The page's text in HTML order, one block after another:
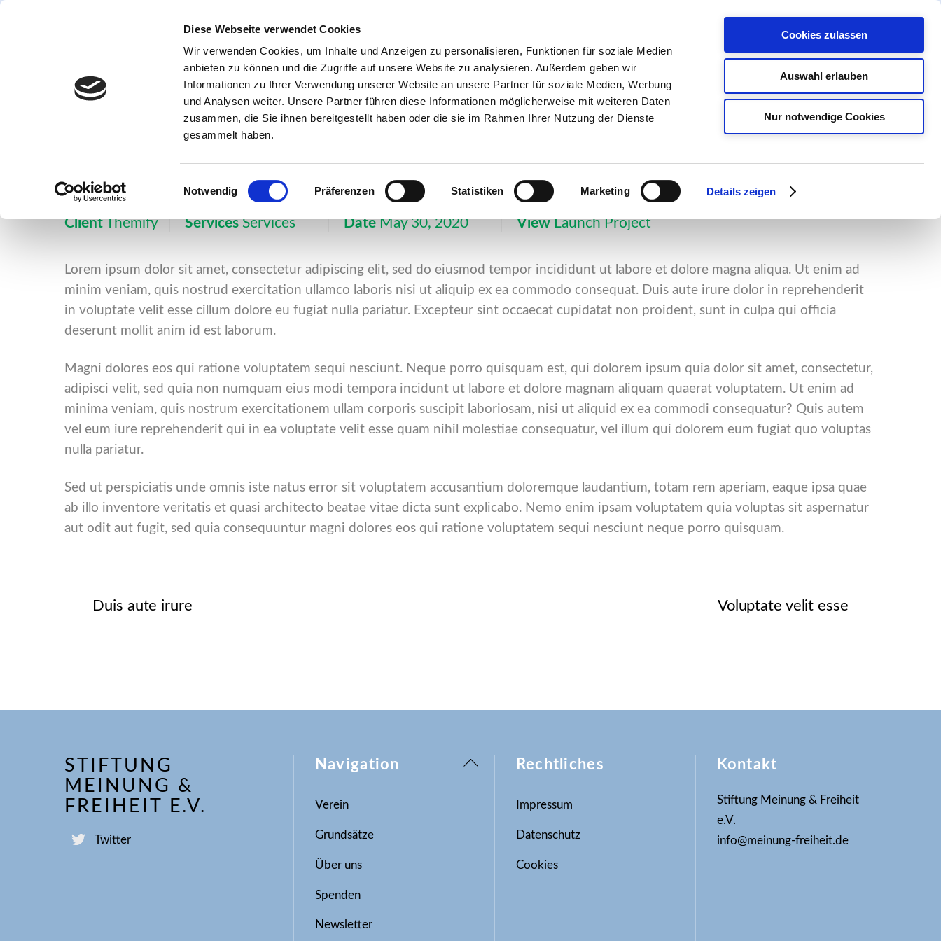
Diese Webseite verwendet Cookies
Wir verwenden Cookies, um Inhalte und Anzeigen zu personalisieren, Funktionen für soziale Medien
anbieten zu können und die Zugriffe auf unsere Website zu analysieren. Außerdem geben wir
Informationen zu Ihrer Verwendung unserer Website an unsere Partner für soziale Medien, Werbung
und Analysen weiter. Unsere Partner führen diese Informationen möglicherweise mit weiteren Daten
zusammen, die Sie ihnen bereitgestellt haben oder die sie im Rahmen Ihrer Nutzung der Dienste
gesammelt haben.
i
l
g
u
g
s
u
s
h
l
Notwendig Präferenzen Statistiken Marketing Details zeigen
Cookies zulassen
Auswahl erlauben
Nur notwendige Cookies
Verein Grundsätze Über uns Spenden Newsletter
Aliquip ex ea commodo
ClientThemify ServicesServices DateMay 30, 2020 View Launch Project
Lorem ipsum dolor sit amet, consectetur adipiscing elit, sed do eiusmod tempor incididunt ut labore et dolore magna aliqua. Ut enim ad
minim veniam, quis nostrud exercitation ullamco laboris nisi ut aliquip ex ea commodo consequat. Duis aute irure dolor in reprehenderit
in voluptate velit esse cillum dolore eu fugiat nulla pariatur. Excepteur sint occaecat cupidatat non proident, sunt in culpa qui officia
deserunt mollit anim id est laborum.
Magni dolores eos qui ratione voluptatem sequi nesciunt. Neque porro quisquam est, qui dolorem ipsum quia dolor sit amet, consectetur,
adipisci velit, sed quia non numquam eius modi tempora incidunt ut labore et dolore magnam aliquam quaerat voluptatem. Ut enim ad
minima veniam, quis nostrum exercitationem ullam corporis suscipit laboriosam, nisi ut aliquid ex ea commodi consequatur? Quis autem
vel eum iure reprehenderit qui in ea voluptate velit esse quam nihil molestiae consequatur, vel illum qui dolorem eum fugiat quo voluptas
nulla pariatur.
Sed ut perspiciatis unde omnis iste natus error sit voluptatem accusantium doloremque laudantium, totam rem aperiam, eaque ipsa quae
ab illo inventore veritatis et quasi architecto beatae vitae dicta sunt explicabo. Nemo enim ipsam voluptatem quia voluptas sit aspernatur
aut odit aut fugit, sed quia consequuntur magni dolores eos qui ratione voluptatem sequi nesciunt neque porro quisquam.
Duis aute irure Voluptate velit esse
Back
STIFTUNG
MEINUNG &
FREIHEIT E.V.
Twitter
Navigation
Verein
Grundsätze
Über uns
Spenden
Newsletter
Rechtliches
Impressum
Datenschutz
Cookies
Kontakt
Stiftung Meinung & Freiheit
e.V.
info@meinung-freiheit.de